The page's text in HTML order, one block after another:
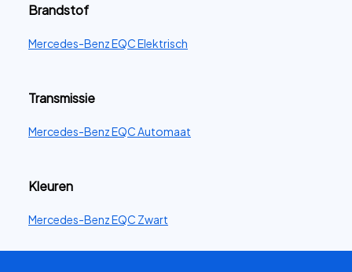
Brandstof
Mercedes-Benz EQC Elektrisch
Transmissie
Mercedes-Benz EQC Automaat
Kleuren
Mercedes-Benz EQC Zwart